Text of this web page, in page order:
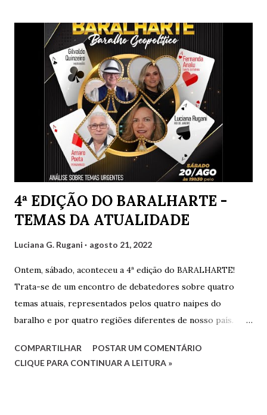
4ª EDIÇÃO DO BARALHARTE -
TEMAS DA ATUALIDADE
Luciana G. Rugani agosto 21, 2022
Ontem, sábado, aconteceu a 4ª edição do BARALHARTE!
Trata-se de um encontro de debatedores sobre quatro
temas atuais, representados pelos quatro naipes do
baralho e por quatro regiões diferentes de nosso país.
demais e também por convidados presentes. Os
debatedores desta edição foram eu, Luciana, representando
COMPARTILHAR
POSTAR UM COMENTÁRIO
CLIQUE PARA CONTINUAR A LEITURA »